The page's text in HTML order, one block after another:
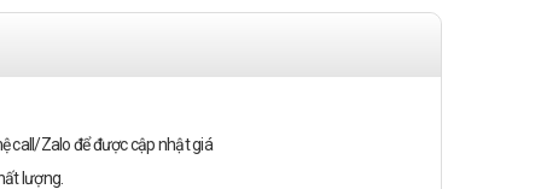
call/Zalo để được cập nhật giá
lượng.